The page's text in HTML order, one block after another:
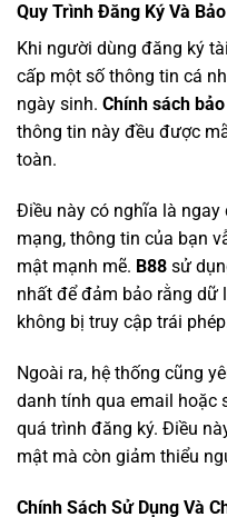
Quy Trình Đăng Ký Và
Khi người dùng đăng ký
cấp một số thông tin cá
ngày sinh. Chính sách
thông tin này đều được
toàn.
Điều này có nghĩa là
mạng, thông tin của bạn
mật mạnh mẽ. B88 sử
nhất để đảm bảo rằng dữ
không bị truy cập trái
Ngoài ra, hệ thống cũng
danh tính qua email hoặc
quá trình đăng ký. Điều
mật mà còn giảm thiểu
Chính Sách Sử Dụng Và